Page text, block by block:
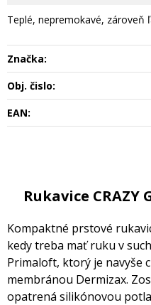
Teplé, nepremokavé, zároveň
Značka:
Obj. čislo:
EAN:
Rukavice CRAZY
Kompaktné prstové
kedy treba mať ruku v
Primaloft, ktorý je navyše
membránou Dermizax.
opatrená silikónovou